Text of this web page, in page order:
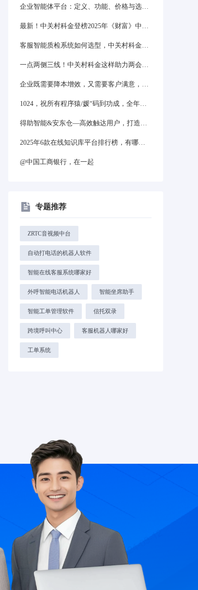
企业智能体平台：定义、功能、价格与选择指南
最新！中关村科金登榜2025年《财富》中国科技50强！
客服智能质检系统如何选型，中关村科金得助智能怎么样？
一点两侧三线！中关村科金这样助力两会中的数字经济
企业既需要降本增效，又需要客户满意，还需要平衡坐席体验该怎么办？
1024，祝所有程序猿/媛“码到功成，全年无bug
得助智能&安东仓—高效触达用户，打造都市储物数字化服务链
2025年6款在线知识库平台排行榜，有哪些值得推荐呢？
@中国工商银行，在一起
专题推荐
ZRTC音视频中台
自动打电话的机器人软件
智能在线客服系统哪家好
外呼智能电话机器人 智能坐席助手
智能工单管理软件 信托双录
跨境呼叫中心 客服机器人哪家好
工单系统